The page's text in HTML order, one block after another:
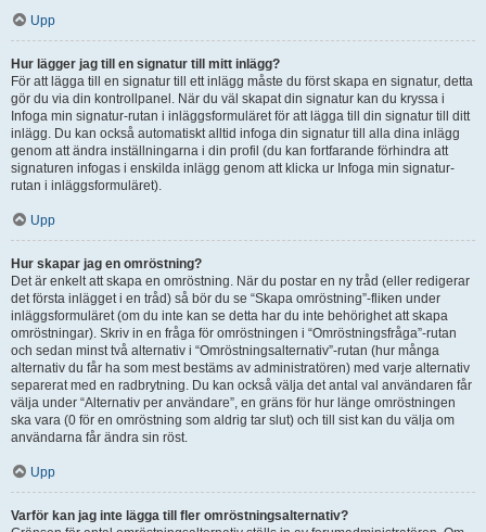
Upp
Hur lägger jag till en signatur till mitt inlägg?
För att lägga till en signatur till ett inlägg måste du först skapa en signatur, detta
gör du via din kontrollpanel. När du väl skapat din signatur kan du kryssa i
Infoga min signatur-rutan i inläggsformuläret för att lägga till din signatur till ditt
inlägg. Du kan också automatiskt alltid infoga din signatur till alla dina inlägg
genom att ändra inställningarna i din profil (du kan fortfarande förhindra att
signaturen infogas i enskilda inlägg genom att klicka ur Infoga min signatur-
rutan i inläggsformuläret).
Upp
Hur skapar jag en omröstning?
Det är enkelt att skapa en omröstning. När du postar en ny tråd (eller redigerar
det första inlägget i en tråd) så bör du se “Skapa omröstning”-fliken under
inläggsformuläret (om du inte kan se detta har du inte behörighet att skapa
omröstningar). Skriv in en fråga för omröstningen i “Omröstningsfråga”-rutan
och sedan minst två alternativ i “Omröstningsalternativ”-rutan (hur många
alternativ du får ha som mest bestäms av administratören) med varje alternativ
separerat med en radbrytning. Du kan också välja det antal val användaren får
välja under “Alternativ per användare”, en gräns för hur länge omröstningen
ska vara (0 för en omröstning som aldrig tar slut) och till sist kan du välja om
användarna får ändra sin röst.
Upp
Varför kan jag inte lägga till fler omröstningsalternativ?